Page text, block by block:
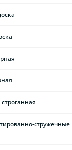
строганная
стружечные